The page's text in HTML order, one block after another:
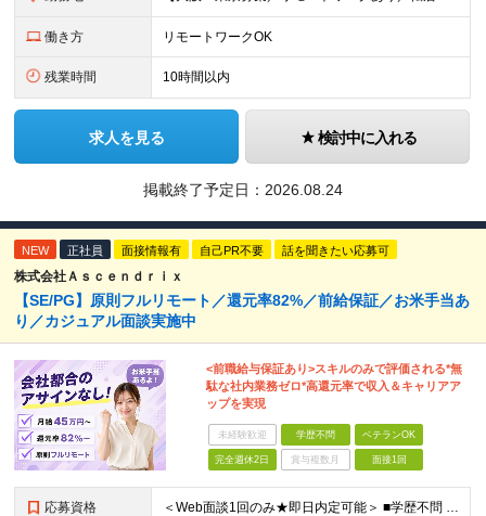
働き方 リモートワークOK
残業時間 10時間以内
求人を見る 検討中に入れる
掲載終了予定日： 2026.08.24
NEW 正社員 面接情報有 自己PR不要 話を聞きたい応募可
株式会社Ａｓｃｅｎｄｒｉｘ
【SE/PG】原則フルリモート／還元率82%／前給保証／お米手当あ
り／カジュアル面談実施中
<前職給与保証あり>スキルのみで評価される*無
駄な社内業務ゼロ*高還元率で収入＆キャリアア
ップを実現
未経験歓迎 学歴不問 ベテランOK
完全週休2日 賞与複数月 面接1回
応募資格 ＜Web面談1回のみ★即日内定可能＞ ■学歴不問 ■エンジニアとしての実務経験1年以上 （開発・インフラ・技術・工程など不問）